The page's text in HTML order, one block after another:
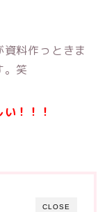
料作っときま
。笑
！！！
CLOSE